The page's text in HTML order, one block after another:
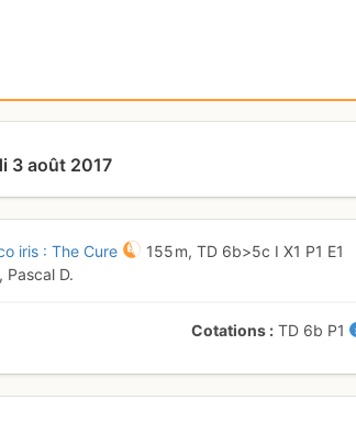
3 août 2017
iris : The Cure 155 m,TD 6b>5c IX1 P1 E1
, Pascal D.
Cotations TD 6b P1